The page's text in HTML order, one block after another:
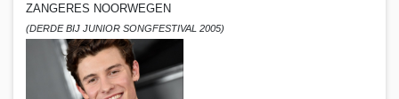
ZANGERES NOORWEGEN
(DERDE BIJ JUNIOR SONGFESTIVAL 2005)